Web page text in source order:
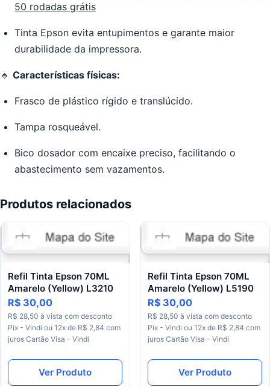
50 rodadas grátis
Tinta Epson evita entupimentos e garante maior
durabilidade da impressora.
🔹 Características físicas:
Frasco de plástico rígido e translúcido.
Tampa rosqueável.
Bico dosador com encaixe preciso, facilitando o
abastecimento sem vazamentos.
Produtos relacionados
Refil Tinta Epson 70ML
Amarelo (Yellow) L3210
R$ 30,00
R$ 28,50 à vista com desconto
Pix - Vindi ou 12x de R$ 2,84 com
juros Cartão Visa - Vindi
Ver Produto
Refil Tinta Epson 70ML
Amarelo (Yellow) L5190
R$ 30,00
R$ 28,50 à vista com desconto
Pix - Vindi ou 12x de R$ 2,84 com
juros Cartão Visa - Vindi
Ver Produto